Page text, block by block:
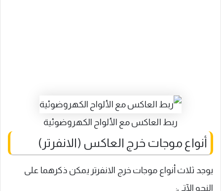
ربط العاكس مع الألواح الكهروضوئية
أنواع موجات خرج العاكس (الانفرتر)
يوجد ثلاث أنواع موجات خرج الانفرتر يمكن ذكرهما على
النحو الآتي: